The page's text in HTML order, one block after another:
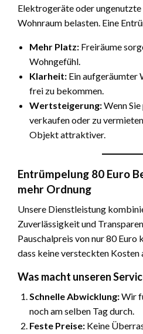
Elektrogeräte oder ungenutzte
Wohnraum belasten. Eine
Mehr Platz: Freiräume
Wohngefühl.
Klarheit: Ein aufgeräumter
frei zu bekommen.
Wertsteigerung:Wenn
verkaufen oder zu
Objekt attraktiver.
Entrümpelung 80 Euro
mehr Ordnung
Unsere Dienstleistung
Zuverlässigkeit und
Pauschalpreis von nur 80 Euro
dass keine versteckten Kosten
Was macht unseren
Schnelle Abwicklung:Wir
noch am selben Tag durch.
Feste Preise: Keine